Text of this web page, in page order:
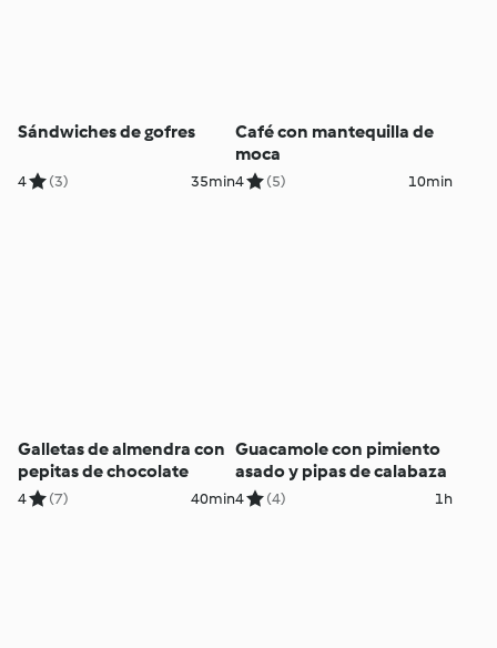
Sándwiches de gofres
4 (3) 35min
Café con mantequilla de
moca
4 (5) 10min
Galletas de almendra con
pepitas de chocolate
4 (7) 40min
Guacamole con pimiento
asado y pipas de calabaza
4 (4) 1h